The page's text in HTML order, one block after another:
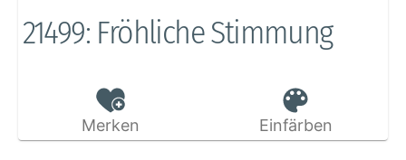
21499: Fröhliche Stimmung
Merken Einfärben